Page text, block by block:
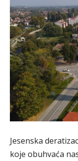
Jesenska
koje obuhvaća